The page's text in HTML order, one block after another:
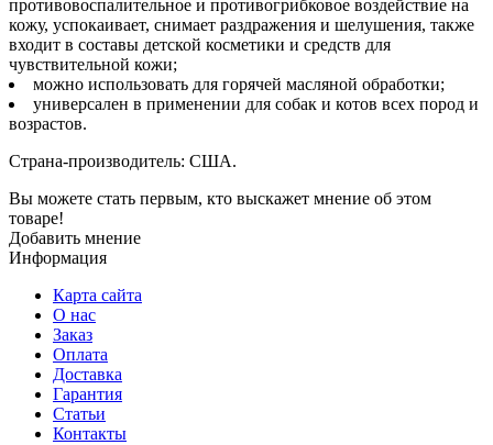
противовоспалительное и противогрибковое воздействие на
кожу, успокаивает, снимает раздражения и шелушения, также
входит в составы детской косметики и средств для
чувствительной кожи;
можно использовать для горячей масляной обработки;
универсален в применении для собак и котов всех пород и
возрастов.
Страна-производитель: США.
Вы можете стать первым, кто выскажет мнение об этом
товаре!
Добавить мнение
Информация
Карта сайта
О нас
Заказ
Оплата
Доставка
Гарантия
Статьи
Контакты